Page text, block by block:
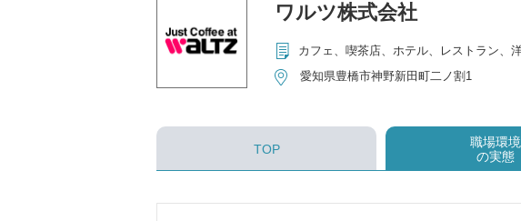
ワルツ株式会社
愛知県豊橋市神野新田町二ノ割1
TOP
職場環境
の実態